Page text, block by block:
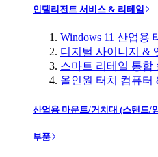
인텔리전트 서비스 & 리테일
Windows 11 산업용
디지털 사이니지 &
스마트 리테일 통합
올인원 터치 컴퓨터
산업용 마운트/거치대 (스탠드/
부품